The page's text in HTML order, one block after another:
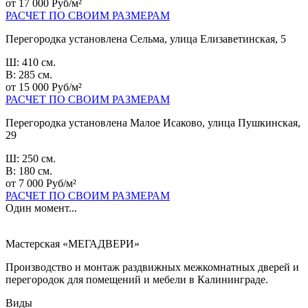
от 17 000 Руб/м²
РАСЧЕТ ПО СВОИМ РАЗМЕРАМ
Перегородка установлена Сельма, улица Елизаветинская, 5
Ш: 410 см.
В: 285 см.
от 15 000 Руб/м²
РАСЧЕТ ПО СВОИМ РАЗМЕРАМ
Перегородка установлена Малое Исаково, улица Пушкинская,
29
Ш: 250 см.
В: 180 см.
от 7 000 Руб/м²
РАСЧЕТ ПО СВОИМ РАЗМЕРАМ
Один момент...
Мастерская «МЕГАДВЕРИ»
Производство и монтаж раздвижных межкомнатных дверей и
перегородок для помещений и мебели в Калининграде.
Виды